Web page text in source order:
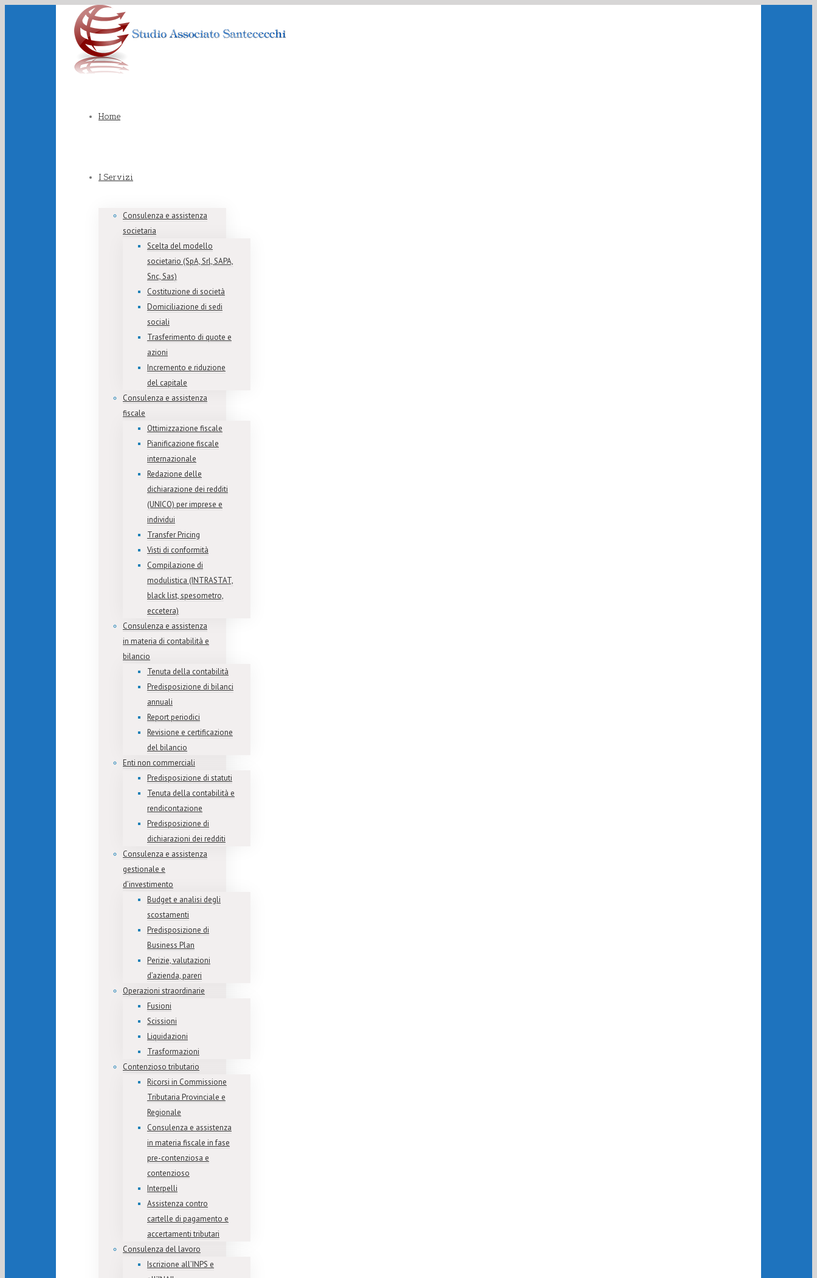
Home
I Servizi
Consulenza e assistenza
societaria
Scelta del modello
societario (SpA, Srl, SAPA,
Snc, Sas)
Costituzione di società
Domiciliazione di sedi
sociali
Trasferimento di quote e
azioni
Incremento e riduzione
del capitale
Consulenza e assistenza
fiscale
Ottimizzazione fiscale
Pianificazione fiscale
internazionale
Redazione delle
dichiarazione dei redditi
(UNICO) per imprese e
individui
Transfer Pricing
Visti di conformità
Compilazione di
modulistica (INTRASTAT,
black list, spesometro,
eccetera)
Consulenza e assistenza
in materia di contabilità e
bilancio
Tenuta della contabilità
Predisposizione di bilanci
annuali
Report periodici
Revisione e certificazione
del bilancio
Enti non commerciali
Predisposizione di statuti
Tenuta della contabilità e
rendicontazione
Predisposizione di
dichiarazioni dei redditi
Consulenza e assistenza
gestionale e
d’investimento
Budget e analisi degli
scostamenti
Predisposizione di
Business Plan
Perizie, valutazioni
d’azienda, pareri
Operazioni straordinarie
Fusioni
Scissioni
Liquidazioni
Trasformazioni
Contenzioso tributario
Ricorsi in Commissione
Tributaria Provinciale e
Regionale
Consulenza e assistenza
in materia fiscale in fase
pre-contenziosa e
contenzioso
Interpelli
Assistenza contro
cartelle di pagamento e
accertamenti tributari
Consulenza del lavoro
Iscrizione all’INPS e